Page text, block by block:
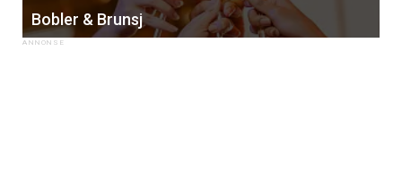
Bobler & Brunsj